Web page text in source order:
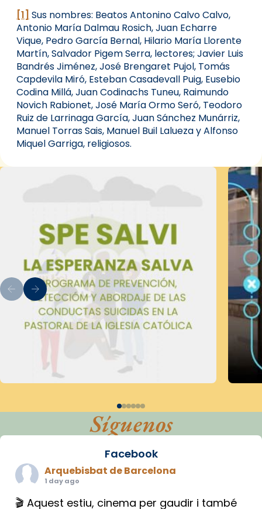
[1] Sus nombres: Beatos Antonino Calvo Calvo,
Antonio María Dalmau Rosich, Juan Echarre
Vique, Pedro García Bernal, Hilario María Llorente
Martín, Salvador Pigem Serra, lectores; Javier Luis
Bandrés Jiménez, José Brengaret Pujol, Tomás
Capdevila Miró, Esteban Casadevall Puig, Eusebio
Codina Millá, Juan Codinachs Tuneu, Raimundo
Novich Rabionet, José María Ormo Seró, Teodoro
Ruiz de Larrinaga García, Juan Sánchez Munárriz,
Manuel Torras Sais, Manuel Buil Lalueza y Alfonso
Miquel Garriga, religiosos.
Síguenos
Facebook
Arquebisbat de Barcelona
1 day ago
🎬 Aquest estiu, cinema per gaudir i també